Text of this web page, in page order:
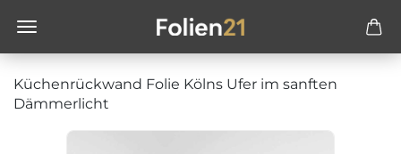
Küchenrückwand Folie Kölns Ufer im sanften
Dämmerlicht